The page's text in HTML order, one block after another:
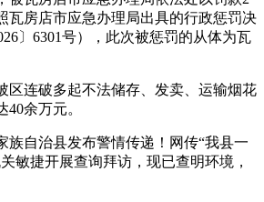
瓦房店市应急办理局出具的行政惩罚决
〕6301号），此次被惩罚的从体为瓦
连破多起不法储存、发卖、运输烟花
余万元。
自治县发布警情传递！网传“我县一
敏捷开展查询拜访，现已查明环境，